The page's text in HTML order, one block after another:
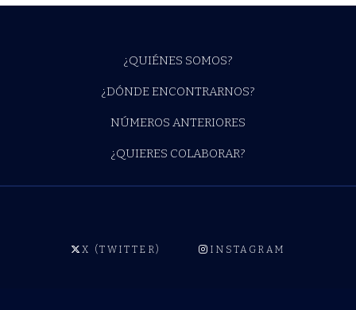
¿QUIÉNES SOMOS?
¿DÓNDE ENCONTRARNOS?
NÚMEROS ANTERIORES
¿QUIERES COLABORAR?
X (TWITTER) INSTAGRAM